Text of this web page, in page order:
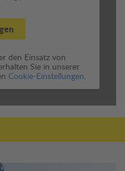
den Einsatz von
Sie in unserer
Cookie-Einstellungen.